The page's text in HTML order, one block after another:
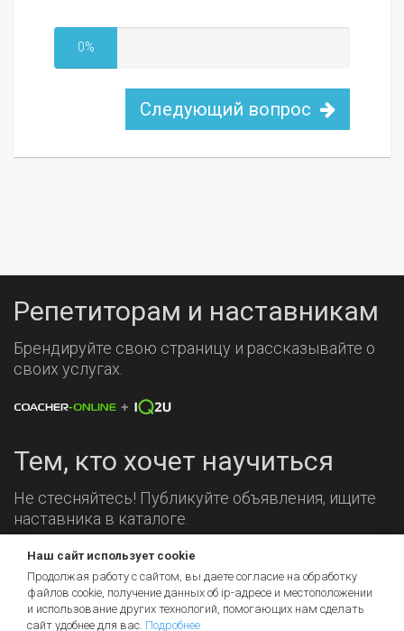
0%
Следующий вопрос
Репетиторам и наставникам
Брендируйте свою страницу и рассказывайте о
своих услугах.
Тем, кто хочет научиться
Не стесняйтесь! Публикуйте объявления, ищите
наставника в каталоге.
Мы на связи!
Наш сайт использует cookie
Продолжая работу с сайтом, вы даете согласие на обработку
файлов cookie, получение данных об ip-адресе и местоположении
и использование других технологий, помогающих нам сделать
сайт удобнее для вас. Подробнее